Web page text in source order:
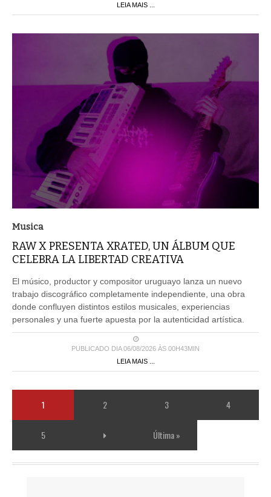
LEIA MAIS ...
Musica
RAW X PRESENTA XRATED, UN ÁLBUM QUE
CELEBRA LA LIBERTAD CREATIVA
El músico, productor y compositor uruguayo lanza un nuevo
trabajo discográfico completamente independiente, una obra
donde confluyen distintos estilos musicales, experiencias
personales y una fuerte apuesta por la autenticidad artística.
PUBLICADO DIA 06/08/2026 ÀS 00H43MIN
LEIA MAIS ...
1 2 3 4
5 Última »